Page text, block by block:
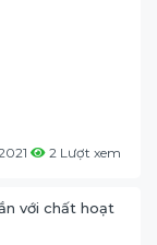
2 Lượt xem
với chất hoạt